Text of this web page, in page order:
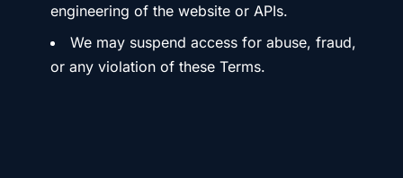
engineering of the website or APIs.
We may suspend access for abuse, fraud,
or any violation of these Terms.